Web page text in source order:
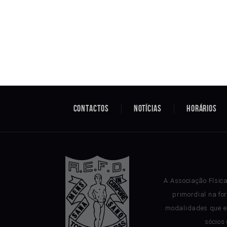
Contactos Notícias Horários
A Associação
primordial na
modalidades que